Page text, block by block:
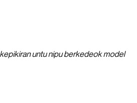
untu nipu berkedeok model